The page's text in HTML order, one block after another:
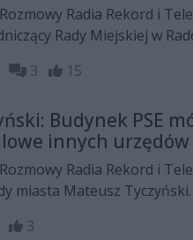
Radia Rekord i
Rady Miejskiej w
w radzie,
wielkich spraw” w
sali Radomskiej
obywatelskiego i potrzebie
3 15
Budynek PSE
innych urzędów
Radia Rekord i
miasta Mateusz Tyczyński.
3